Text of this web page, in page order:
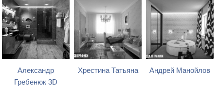
Александр
Гребенюк 3D
Хрестина Татьяна Андрей Манойлов